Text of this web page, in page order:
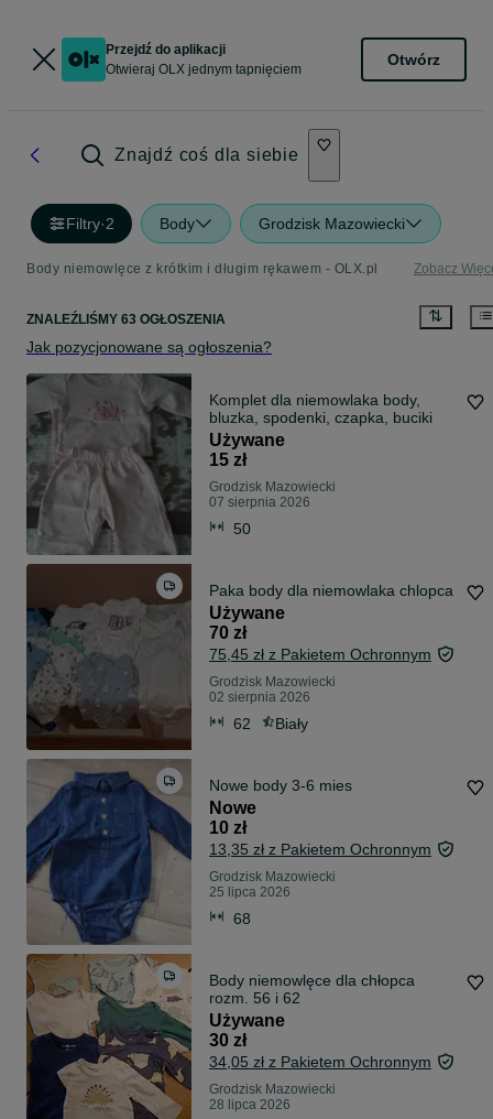
Przejdź do aplikacji
Otwieraj OLX jednym tapnięciem
Otwórz
Znajdź coś dla siebie
Filtry·2 Body Grodzisk Mazowiecki
Body niemowlęce z krótkim i długim rękawem - OLX.pl Zobacz
ZNALEŹLIŚMY 63 OGŁOSZENIA
Jak pozycjonowane są ogłoszenia?
Komplet dla niemowlaka body,
bluzka, spodenki, czapka, buciki
Używane
15 zł
Grodzisk Mazowiecki
07 sierpnia 2026
50
Paka body dla niemowlaka chlopca
Używane
70 zł
75,45 zł z Pakietem Ochronnym
Grodzisk Mazowiecki
02 sierpnia 2026
62 Biały
Nowe body 3-6 mies
Nowe
10 zł
13,35 zł z Pakietem Ochronnym
Grodzisk Mazowiecki
25 lipca 2026
68
Body niemowlęce dla chłopca
rozm. 56 i 62
Używane
30 zł
34,05 zł z Pakietem Ochronnym
Grodzisk Mazowiecki
28 lipca 2026